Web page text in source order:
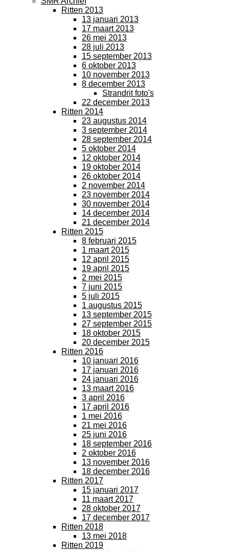
Ritten 2013
13 januari 2013
17 maart 2013
26 mei 2013
28 juli 2013
15 september 2013
6 oktober 2013
10 november 2013
8 december 2013
Strandrit foto's
22 december 2013
Ritten 2014
23 augustus 2014
3 september 2014
28 september 2014
5 oktober 2014
12 oktober 2014
19 oktober 2014
26 oktober 2014
2 november 2014
23 november 2014
30 november 2014
14 december 2014
21 december 2014
Ritten 2015
8 februari 2015
1 maart 2015
12 april 2015
19 april 2015
2 mei 2015
7 juni 2015
5 juli 2015
1 augustus 2015
13 september 2015
27 september 2015
18 oktober 2015
20 december 2015
Ritten 2016
10 januari 2016
17 januari 2016
24 januari 2016
13 maart 2016
3 april 2016
17 april 2016
1 mei 2016
21 mei 2016
25 juni 2016
18 september 2016
2 oktober 2016
13 november 2016
18 december 2016
Ritten 2017
15 januari 2017
11 maart 2017
28 oktober 2017
17 december 2017
Ritten 2018
13 mei 2018
Ritten 2019